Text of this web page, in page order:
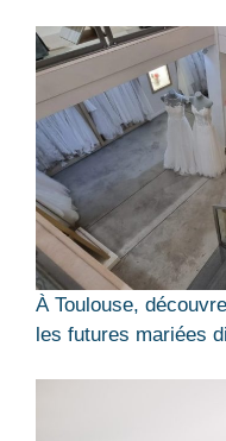
À Toulouse,
les futures mariées